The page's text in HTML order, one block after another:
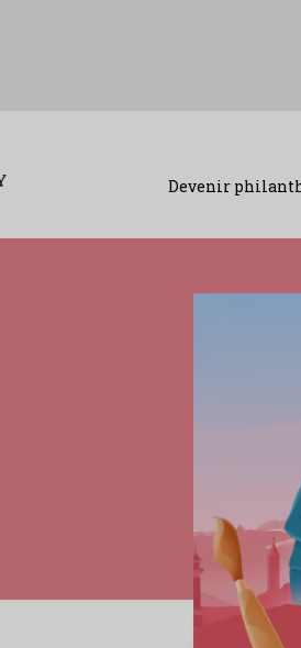
Devenir